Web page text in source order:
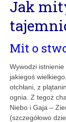
Jak
Mit o
Wywodzi
jakiegoś
otchłani, z
ognia. Z tegoż
Niebo i Gaja –
(szczegółowo